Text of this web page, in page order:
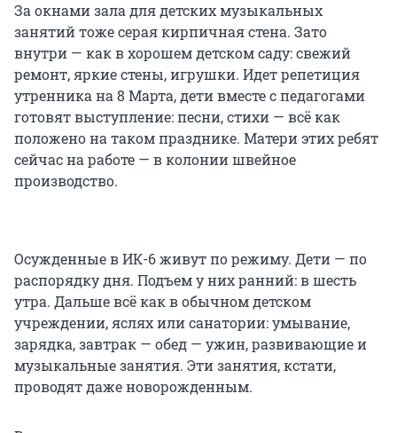
За окнами зала для детских музыкальных
занятий тоже серая кирпичная стена. Зато
внутри — как в хорошем детском саду: свежий
ремонт, яркие стены, игрушки. Идет репетиция
утренника на 8 Марта, дети вместе с педагогами
готовят выступление: песни, стихи — всё как
положено на таком празднике. Матери этих ребят
сейчас на работе — в колонии швейное
производство.
Осужденные в ИК-6 живут по режиму. Дети — по
распорядку дня. Подъем у них ранний: в шесть
утра. Дальше всё как в обычном детском
учреждении, яслях или санатории: умывание,
зарядка, завтрак — обед — ужин, развивающие и
музыкальные занятия. Эти занятия, кстати,
проводят даже новорожденным.